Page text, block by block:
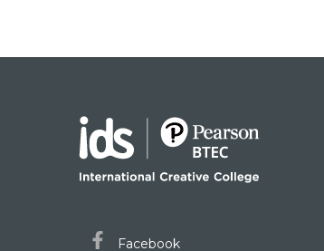
Facebook